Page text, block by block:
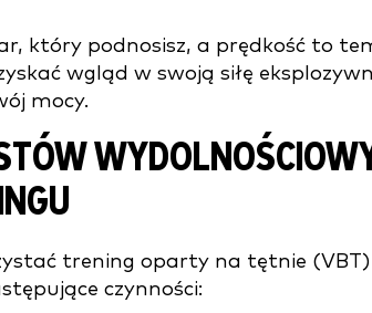
który podnosisz, a prędkość to
wgląd w swoją siłę
mocy.
trening oparty na tętnie
czynności: